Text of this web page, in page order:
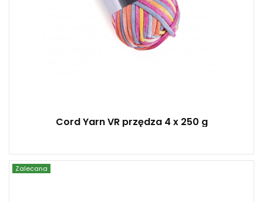
Cord Yarn VR przędza 4 x 250 g
Zalecana